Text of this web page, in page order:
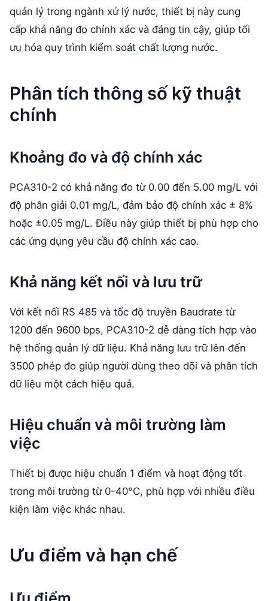
quản lý trong ngành xử lý nước, thiết bị này cung
cấp khả năng đo chính xác và đáng tin cậy, giúp tối
ưu hóa quy trình kiểm soát chất lượng nước.
Phân tích thông số kỹ thuật
chính
Khoảng đo và độ chính xác
PCA310-2 có khả năng đo từ 0.00 đến 5.00 mg/L với
độ phân giải 0.01 mg/L, đảm bảo độ chính xác ± 8%
hoặc ±0.05 mg/L. Điều này giúp thiết bị phù hợp cho
các ứng dụng yêu cầu độ chính xác cao.
Khả năng kết nối và lưu trữ
Với kết nối RS 485 và tốc độ truyền Baudrate từ
1200 đến 9600 bps, PCA310-2 dễ dàng tích hợp vào
hệ thống quản lý dữ liệu. Khả năng lưu trữ lên đến
3500 phép đo giúp người dùng theo dõi và phân tích
dữ liệu một cách hiệu quả.
Hiệu chuẩn và môi trường làm
việc
Thiết bị được hiệu chuẩn 1 điểm và hoạt động tốt
trong môi trường từ 0-40°C, phù hợp với nhiều điều
kiện làm việc khác nhau.
Ưu điểm và hạn chế